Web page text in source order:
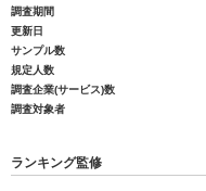
調査期間
更新日
サンプル数
規定人数
調査企業(サービス)数
調査対象者
ランキング監修